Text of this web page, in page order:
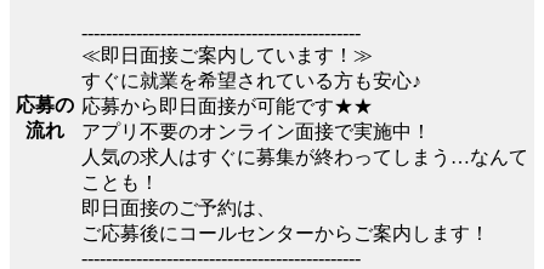
応募の
流れ
----------------------------------------------
≪即日面接ご案内しています！≫
すぐに就業を希望されている方も安心♪
応募から即日面接が可能です★★
アプリ不要のオンライン面接で実施中！
人気の求人はすぐに募集が終わってしまう…なんて
ことも！
即日面接のご予約は、
ご応募後にコールセンターからご案内します！
----------------------------------------------